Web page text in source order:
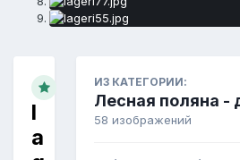
l
a
ИЗ КАТЕГОРИИ:
Лесная поляна -
58 изображений